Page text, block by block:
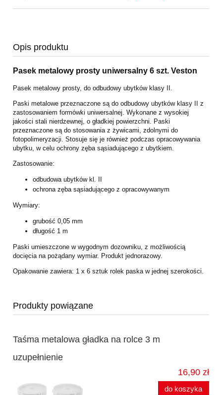
Opis produktu
Pasek metalowy prosty uniwersalny 6 szt. Veston
Pasek metalowy prosty, do odbudowy ubytków klasy II.
Paski metalowe przeznaczone są do odbudowy ubytków klasy II z
zastosowaniem formówki uniwersalnej. Wykonane z wysokiej
jakości stali nierdzewnej, o gładkiej powierzchni. Paski
przeznaczone są do stosowania z żywicami, zdolnymi do
fotopolimeryzacji. Stosuje się je również podczas opracowywania
ubytku, w celu ochrony zęba sąsiadującego z ubytkiem.
Zastosowanie:
odbudowa ubytków kl. II
ochrona zęba sąsiadującego z opracowywanym
Wymiary:
grubość 0,05 mm
długość 1 m
Paski umieszczone w wygodnym dozowniku, z możliwością
docięcia na pożądany wymiar. Produkt jednorazowy.
Opakowanie zawiera: 1 x 6 sztuk rolek paska w jednej szerokości.
Produkty powiązane
Taśma metalowa gładka na rolce 3 m
uzupełnienie
16,90 zł
do koszyka